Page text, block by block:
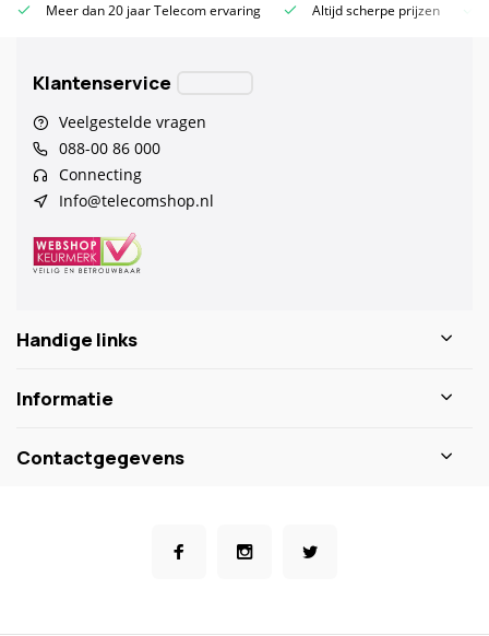
Meer dan 20 jaar Telecom ervaring Altijd scherpe prijzen
Klantenservice
Veelgestelde vragen
088-00 86 000
Connecting
Info@telecomshop.nl
Handige links
Informatie
Contactgegevens